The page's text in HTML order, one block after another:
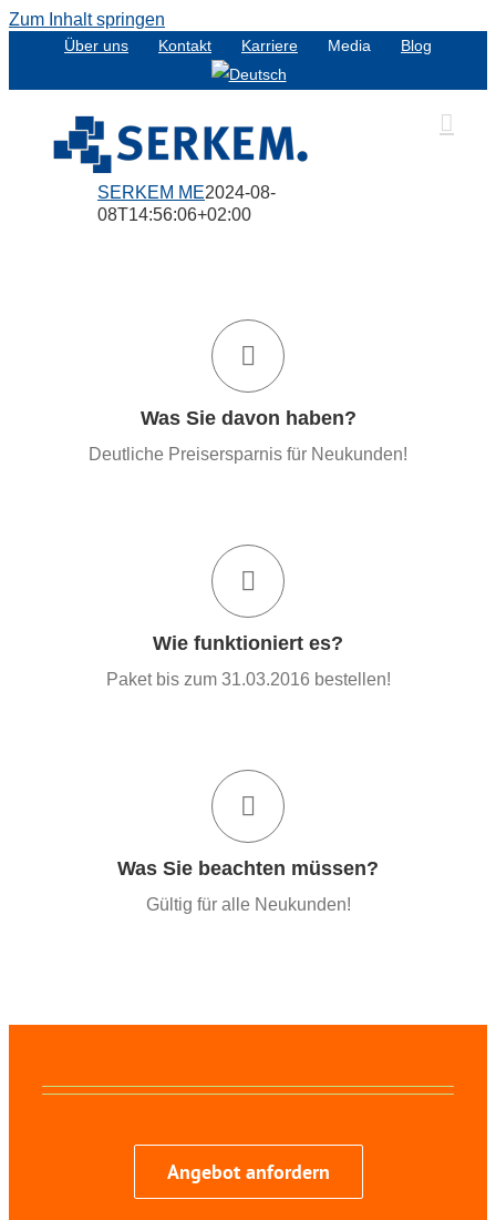
Zum Inhalt springen
Über uns Kontakt Karriere Media Blog
SERKEM ME2024-08-
08T14:56:06+02:00
Was Sie davon haben?
Deutliche Preisersparnis für Neukunden!
Dienstleistungen zum Sonderpreis
SAP-Dienstleistungen für
Ideal zum Kennenlernen!
Wie funktioniert es?
Paket bis zum 31.03.2016 bestellen!
Einfach bestellen!
Angebot gültig bis zum
Pro Kunde ist nur ein Paket bestellbar!
Was Sie beachten müssen?
Gültig für alle Neukunden!
Wir haben kein Kleingedrucktes!
20 Projekttage à 8h ergeben einen Preis
750€/Projekttag
Angebot anfordern